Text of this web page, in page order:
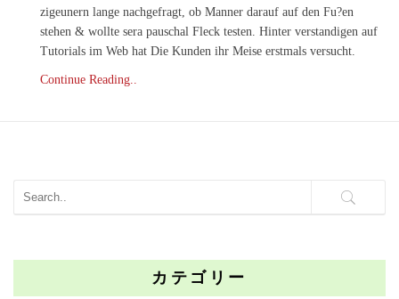
zigeunern lange nachgefragt, ob Manner darauf auf den Fu?en
stehen & wollte sera pauschal Fleck testen. Hinter verstandigen auf
Tutorials im Web hat Die Kunden ihr Meise erstmals versucht.
Continue Reading..
カテゴリー